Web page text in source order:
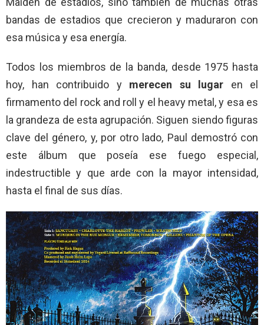
bandas de estadios que crecieron y maduraron con
esa música y esa energía.
Todos los miembros de la banda, desde 1975 hasta
hoy, han contribuido y merecen su lugar en el
firmamento del rock and roll y el heavy metal, y esa es
la grandeza de esta agrupación. Siguen siendo figuras
clave del género, y, por otro lado, Paul demostró con
este álbum que poseía ese fuego especial,
indestructible y que arde con la mayor intensidad,
hasta el final de sus días.